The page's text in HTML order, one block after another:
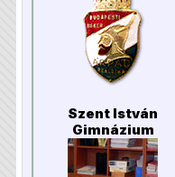
Szent István
Gimnázium